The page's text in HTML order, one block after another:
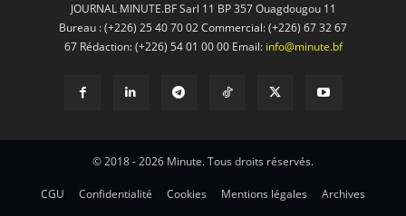
JOURNAL MINUTE.BF Sarl 11 BP 357 Ouagdougou 11
Bureau : (+226) 25 40 70 02 Commercial: (+226) 67 32 67
67 Rédaction: (+226) 54 01 00 00 Email: info@minute.bf
© 2018 - 2026 Minute. Tous droits réservés.
CGU Confidentialité Cookies Mentions légales Archives